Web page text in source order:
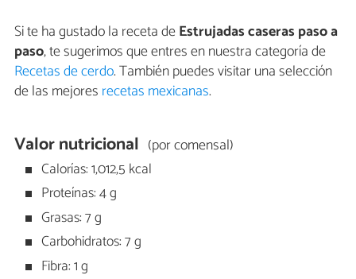
Si te ha gustado la receta deEstrujadas caseras paso a
paso, te sugerimos que entres en nuestra categoría de
Recetas de cerdo. También puedes visitar una selección
de las mejores recetas mexicanas.
Valor nutricional (por comensal)
Calorías: 1,012,5 kcal
Proteínas: 4 g
Grasas: 7 g
Carbohidratos: 7 g
Fibra: 1 g